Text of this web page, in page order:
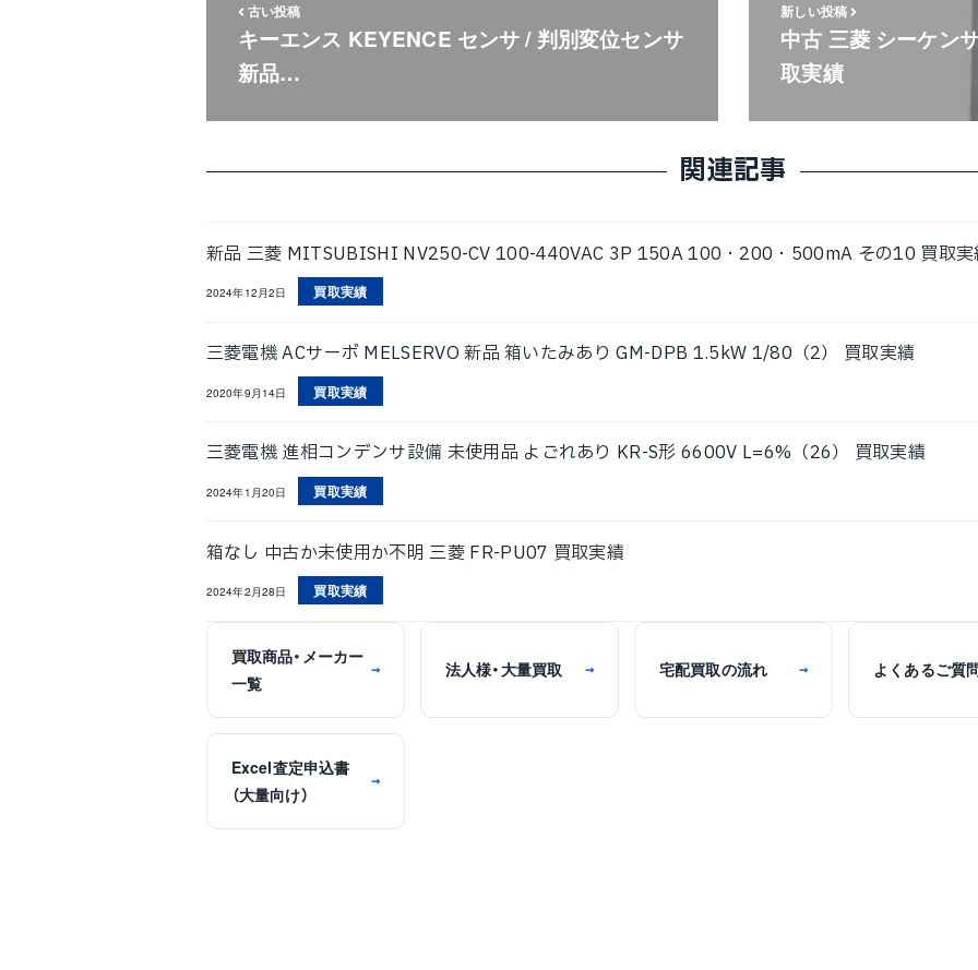
古い投稿
キーエンス KEYENCE センサ / 判別変位センサ
新品…
新しい投稿
中古 三菱 シーケン
取実績
関連記事
新品 三菱 MITSUBISHI NV250-CV 100-440VAC 3P 150A 100・200・500mA その10 買取実
2024年12月2日 買取実績
三菱電機 ACサーボ MELSERVO 新品 箱いたみあり GM-DPB 1.5kW 1/80（2） 買取実績
2020年9月14日 買取実績
三菱電機 進相コンデンサ設備 未使用品 よごれあり KR-S形 6600V L=6%（26） 買取実績
2024年1月20日 買取実績
箱なし 中古か未使用か不明 三菱 FR-PU07 買取実績
2024年2月28日 買取実績
買取商品・メーカー
一覧
→ 法人様・大量買取 → 宅配買取の流れ → よくあるご質
Excel査定申込書
（大量向け）
→